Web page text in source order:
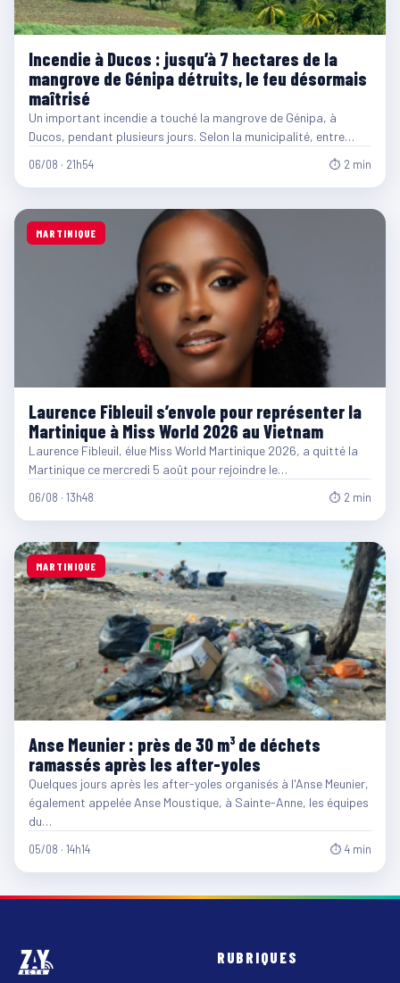
Incendie à Ducos : jusqu’à 7 hectares de la
mangrove de Génipa détruits, le feu désormais
maîtrisé
Un important incendie a touché la mangrove de Génipa, à
Ducos, pendant plusieurs jours. Selon la municipalité, entre…
06/08 · 21h54 ⏱ 2 min
MARTINIQUE
Laurence Fibleuil s’envole pour représenter la
Martinique à Miss World 2026 au Vietnam
Laurence Fibleuil, élue Miss World Martinique 2026, a quitté la
Martinique ce mercredi 5 août pour rejoindre le…
06/08 · 13h48 ⏱ 2 min
MARTINIQUE
Anse Meunier : près de 30 m³ de déchets
ramassés après les after-yoles
Quelques jours après les after-yoles organisés à l'Anse Meunier,
également appelée Anse Moustique, à Sainte-Anne, les équipes
du…
05/08 · 14h14 ⏱ 4 min
RUBRIQUES